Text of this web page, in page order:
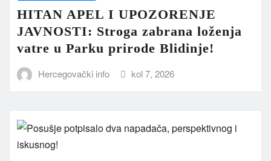
HITAN APEL I UPOZORENJE
JAVNOSTI: Stroga zabrana loženja
vatre u Parku prirode Blidinje!
Hercegovački info kol 7, 2026